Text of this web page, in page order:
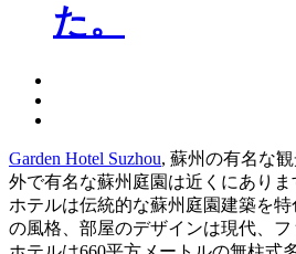
た。
Garden Hotel Suzhou, 蘇州の有名な
外で有名な蘇州庭園は近くにあり
ホテルは伝統的な蘇州庭園建築を
の風格、部屋のデザインは現代、フ